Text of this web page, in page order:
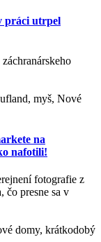
práci utrpel
myš, Nové
na
nafotili!
fotografie z
čo presne sa v
domy, krátkodobý